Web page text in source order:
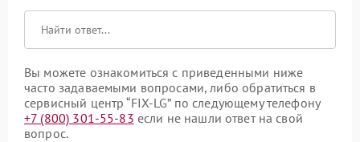
Вы можете ознакомиться с приведенными ниже
часто задаваемыми вопросами, либо обратиться в
сервисный центр “FIX-LG” по следующему телефону
+7 (800) 301-55-83 если не нашли ответ на свой
вопрос.